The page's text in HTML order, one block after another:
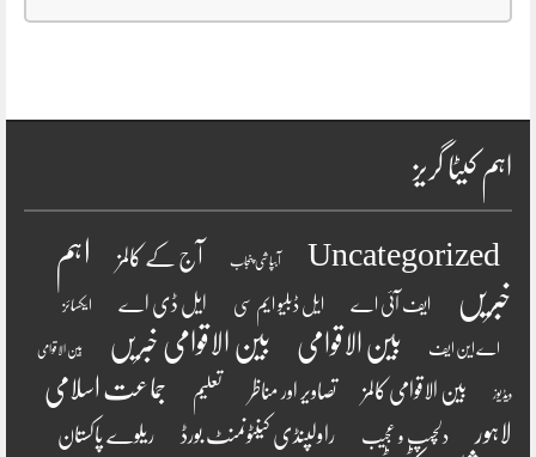
اہم کیٹا گریز
Uncategorized آبپاشی پنجاب آج کے کالمز
اہم
خبریں
ایف آئی اے ایل ڈبلیو ایم سی ایل ڈی اے ایکسائز
اے این ایف بین الاقوامی بین الاقوامی خبریں بین الاقوامی
ویڈیوز بین الاقوامی کالمز تصاویر اور مناظر تعلیم
جماعت اسلامی
لاہور
دلچسپ و عجیب راولپنڈی کینٹونمنٹ بورڈ ریلوے پاکستان